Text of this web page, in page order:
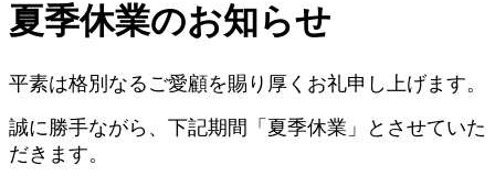
夏季休業のお知らせ
平素は格別なるご愛顧を賜り厚くお礼申し上げます。
誠に勝手ながら、 下記期間「夏季休業」とさせていた
だきます。